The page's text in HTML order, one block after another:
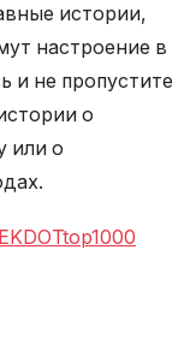
истории,
настроение в
и не пропустите
о
или о